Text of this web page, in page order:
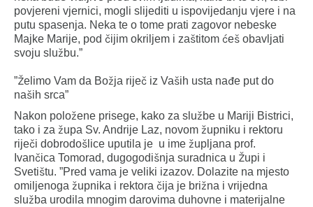
povjereni vjernici, mogli slijediti u ispovijedanju vjere i na
putu spasenja. Neka te o tome prati zagovor nebeske
Majke Marije, pod čijim okriljem i zaštitom ćeš obavljati
svoju službu.”
”Želimo Vam da Božja riječ iz Vaših usta nađe put do
naših srca”
Nakon položene prisege, kako za službe u Mariji Bistrici,
tako i za župa Sv. Andrije Laz, novom župniku i rektoru
riječi dobrodošlice uputila je u ime župljana prof.
Ivančica Tomorad, dugogodišnja suradnica u Župi i
Svetištu. ”Pred vama je veliki izazov. Dolazite na mjesto
omiljenoga župnika i rektora čija je brižna i vrijedna
služba urodila mnogim darovima duhovne i materijalne